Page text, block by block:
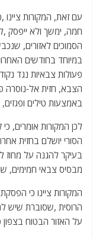
עם זאת, המקורות
חמה, ימשך ולא ייפסק
הסמוכים לאזורים,
במיוחד בחודשים
פעולות צבאיות נגד
הצבא, חזית אל-נוסרה
באמצעות טילים
לכן המקורות אומרים,
הסורי יושלם בחזית
בעיקר להגנה על מחוז
מבסיס צבאי חמימים,
המקורות ציינו כי
הרוסית ,שסוברת שיש
על האזור הבטוח בצפון